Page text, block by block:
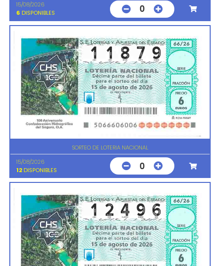
15/08/2026
6 DISPONIBLES 0
SORTEO DE LOTERIA NACIONAL
15/08/2026
12 DISPONIBLES 0